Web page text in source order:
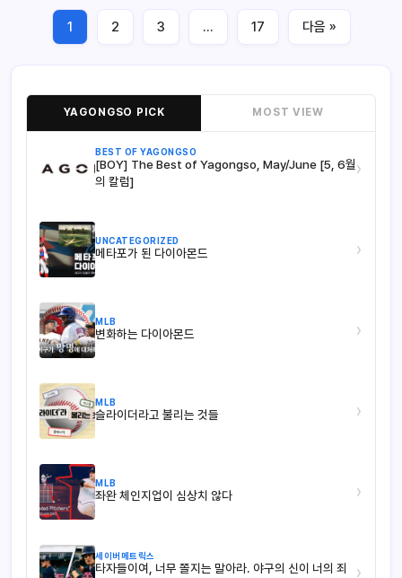
1 2 3 … 17 다음 »
YAGONGSO PICK MOST VIEW
BEST OF YAGONGSO
[BOY] The Best of Yagongso, May/June [5, 6월
의 칼럼]
›
UNCATEGORIZED
메타포가 된 다이아몬드 ›
MLB
변화하는 다이아몬드 ›
MLB
슬라이더라고 불리는 것들 ›
MLB
좌완 체인지업이 심상치 않다 ›
세이버메트릭스
타자들이여, 너무 쫄지는 말아라. 야구의 신이 너의 죄
›